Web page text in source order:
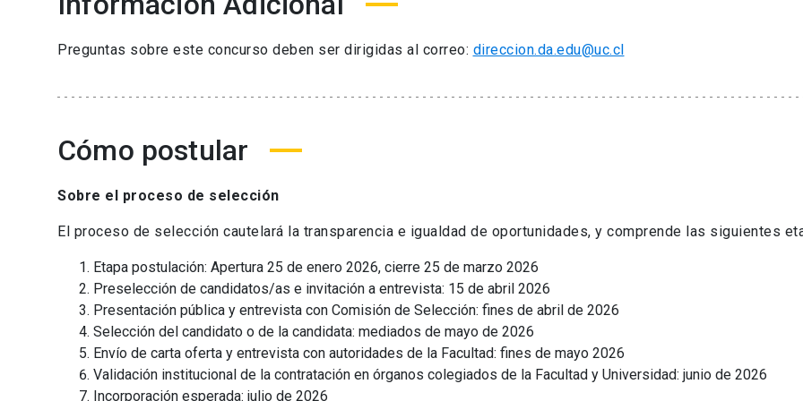
Preguntas sobre este concurso deben ser dirigidas al correo: direccion.da.edu@uc.cl
Cómo postular
Sobre el proceso de selección
El proceso de selección cautelará la transparencia e igualdad de oportunidades, y comprende las siguientes
Etapa postulación: Apertura 25 de enero 2026, cierre 25 de marzo 2026
Preselección de candidatos/as e invitación a entrevista: 15 de abril 2026
Presentación pública y entrevista con Comisión de Selección: fines de abril de 2026
Selección del candidato o de la candidata: mediados de mayo de 2026
Envío de carta oferta y entrevista con autoridades de la Facultad: fines de mayo 2026
Validación institucional de la contratación en órganos colegiados de la Facultad y Universidad: junio de 2026
Incorporación esperada: julio de 2026